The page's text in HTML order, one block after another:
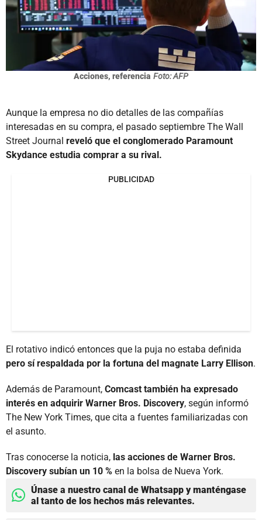
Acciones, referencia Foto: AFP
Aunque la empresa no dio detalles de las compañías
interesadas en su compra, el pasado septiembre The Wall
Street Journal reveló que el conglomerado Paramount
Skydance estudia comprar a su rival.
PUBLICIDAD
El rotativo indicó entonces que la puja no estaba definida
pero sí respaldada por la fortuna del magnate Larry Ellison.
Además de Paramount, Comcast también ha expresado
interés en adquirir Warner Bros. Discovery, según informó
The New York Times, que cita a fuentes familiarizadas con
el asunto.
Tras conocerse la noticia, las acciones de Warner Bros.
Discovery subían un 10 % en la bolsa de Nueva York.
Únase a nuestro canal de Whatsapp y manténgase
al tanto de los hechos más relevantes.